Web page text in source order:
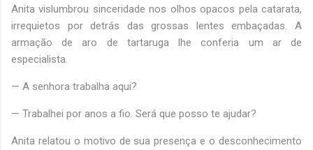
Anita vislumbrou sinceridade nos olhos opacos pela catarata,
irrequietos por detrás das grossas lentes embaçadas. A
armação de aro de tartaruga lhe conferia um ar de
especialista.
— A senhora trabalha aqui?
— Trabalhei por anos a fio. Será que posso te ajudar?
Anita relatou o motivo de sua presença e o desconhecimento